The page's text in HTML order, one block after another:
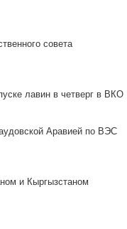
совета
лавин в четверг в ВКО
Аравией по ВЭС
и Кыргызстаном